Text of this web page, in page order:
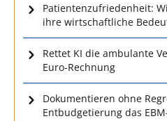
Patientenzufriedenheit:
ihre wirtschaftliche
Rettet KI die ambulante
Euro-Rechnung
Dokumentieren ohne
Entbudgetierung das